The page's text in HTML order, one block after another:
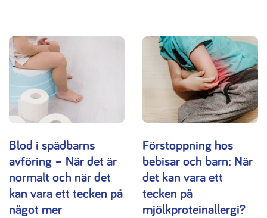
Blod i spädbarns
avföring – När det är
normalt och när det
kan vara ett tecken på
något mer
Förstoppning hos
bebisar och barn: När
det kan vara ett
tecken på
mjölkproteinallergi?